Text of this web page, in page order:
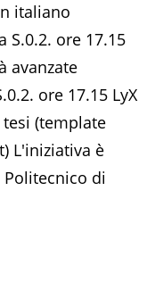
italiano
S.0.2. ore 17.15
avanzate
ore 17.15 LyX
(template
L'iniziativa è
di